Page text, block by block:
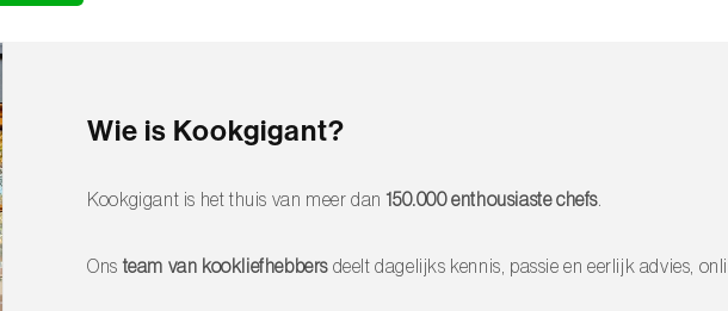
opgebouwd uit 33 lagen om een VG-
HRC, langdurige scherpte en optimale
minder weerstand en voorkomt dat
Wie is Kookgigant?
Kookgigant is het thuis van meer dan 150.000 enthousiaste chefs
Ons team van kookliefhebbers deelt dagelijks kennis, passie en eerlijk advies,